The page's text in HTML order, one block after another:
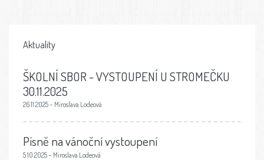
Aktuality
ŠKOLNÍ SBOR - VYSTOUPENÍ U STROMEČKU
30.11.2025
26.11.2025 – Miroslava Lodeová
Písně na vánoční vystoupení
5.10.2025 – Miroslava Lodeová